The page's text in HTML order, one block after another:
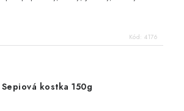
Kód: 4176
Sepiová kostka 150g